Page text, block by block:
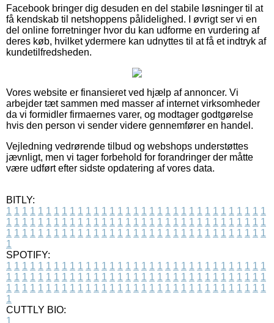
Facebook bringer dig desuden en del stabile løsninger til at
få kendskab til netshoppens pålidelighed. I øvrigt ser vi en
del online forretninger hvor du kan udforme en vurdering af
deres køb, hvilket ydermere kan udnyttes til at få et indtryk af
kundetilfredsheden.
Vores website er finansieret ved hjælp af annoncer. Vi
arbejder tæt sammen med masser af internet virksomheder
da vi formidler firmaernes varer, og modtager godtgørelse
hvis den person vi sender videre gennemfører en handel.
Vejledning vedrørende tilbud og webshops understøttes
jævnligt, men vi tager forbehold for forandringer der måtte
være udført efter sidste opdatering af vores data.
BITLY:
1 1 1 1 1 1 1 1 1 1 1 1 1 1 1 1 1 1 1 1 1 1 1 1 1 1 1 1 1 1 1 1 1
1 1 1 1 1 1 1 1 1 1 1 1 1 1 1 1 1 1 1 1 1 1 1 1 1 1 1 1 1 1 1 1 1
1 1 1 1 1 1 1 1 1 1 1 1 1 1 1 1 1 1 1 1 1 1 1 1 1 1 1 1 1 1 1 1 1
1
SPOTIFY:
1 1 1 1 1 1 1 1 1 1 1 1 1 1 1 1 1 1 1 1 1 1 1 1 1 1 1 1 1 1 1 1 1
1 1 1 1 1 1 1 1 1 1 1 1 1 1 1 1 1 1 1 1 1 1 1 1 1 1 1 1 1 1 1 1 1
1 1 1 1 1 1 1 1 1 1 1 1 1 1 1 1 1 1 1 1 1 1 1 1 1 1 1 1 1 1 1 1 1
1
CUTTLY BIO:
1